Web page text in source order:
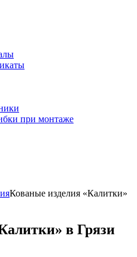
при монтаже
Кованые изделия «Калитки»
в Грязи